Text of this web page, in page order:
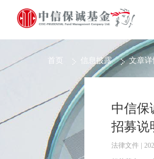
首页 信息披露 文章详
中信保
招募说
法律文件 |